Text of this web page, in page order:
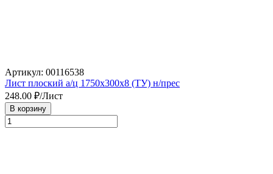
Артикул: 00116538
Лист плоский а/ц 1750х300х8 (ТУ) н/прес
248.00 ₽/Лист
В корзину